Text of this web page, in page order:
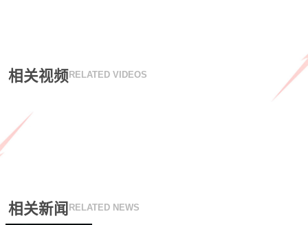
相关视频 RELATED VIDEOS
相关新闻 RELATED NEWS